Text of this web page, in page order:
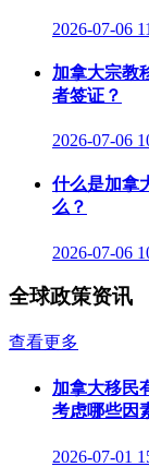
2026-07-06
加拿大宗教
者签证？
2026-07-06
什么是加拿
么？
2026-07-06
全球政策资讯
查看更多
加拿大移民
考虑哪些因
2026-07-01